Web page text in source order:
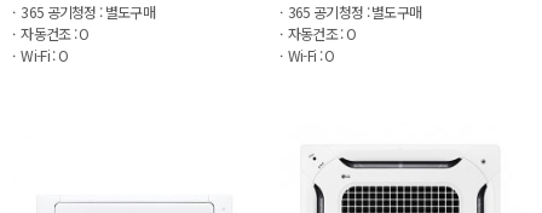
365 공기청정 : 별도구매
자동건조 : O
Wi-Fi : O
365 공기청정 : 별도구매
자동건조 : O
Wi-Fi : O